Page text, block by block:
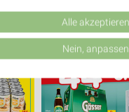
von Werbeanzeigen
Werbung
von Inhalten
Alle akzeptieren
Nein, anpassen